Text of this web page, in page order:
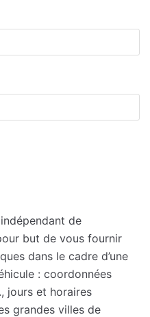
de
but de vous fournir
dans le cadre d’une
: coordonnées
jours et horaires
grandes villes de